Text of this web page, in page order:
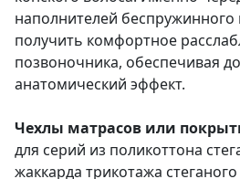
наполнителей беспружинного
получить комфортное
позвоночника, обеспечивая
анатомический эффект.
Чехлы матрасов или
для серий из поликоттона
жаккарда трикотажа